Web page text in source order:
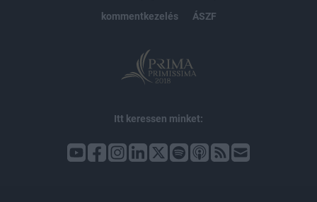
kommentkezelés
ÁSZF
Itt keressen minket: